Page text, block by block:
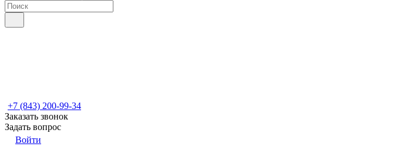
+7 (843) 200-99-34
Заказать звонок
Задать вопрос
Войти